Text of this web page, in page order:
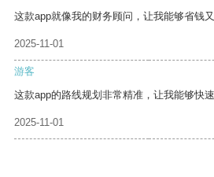
这款app就像我的财务顾问，让我能够省钱又
2025-11-01
游客
这款app的路线规划非常精准，让我能够快速
2025-11-01